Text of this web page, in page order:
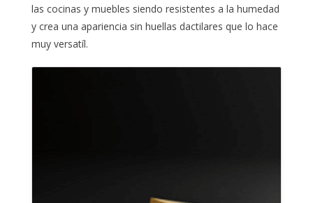
las cocinas y muebles siendo resistentes a la humedad
y crea una apariencia sin huellas dactilares que lo hace
muy versatíl.